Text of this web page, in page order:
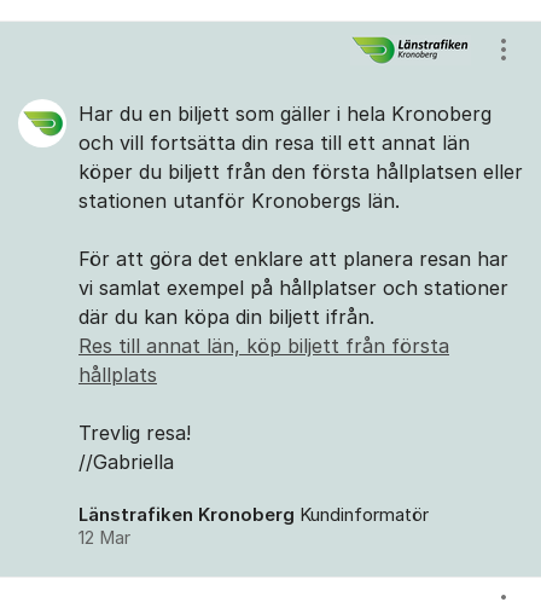
Har du en biljett som gäller i hela Kronoberg
och vill fortsätta din resa till ett annat län
köper du biljett från den första hållplatsen eller
stationen utanför Kronobergs län.
För att göra det enklare att planera resan har
vi samlat exempel på hållplatser och stationer
där du kan köpa din biljett ifrån.
Res till annat län, köp biljett från första
hållplats
Trevlig resa!
//Gabriella
Länstrafiken Kronoberg Kundinformatör
12 Mar